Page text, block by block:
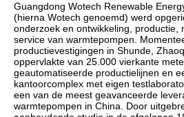
Guangdong Wotech Renewable
(hierna Wotech genoemd) werd
onderzoek en ontwikkeling, productie,
service van warmtepompen.
productievestigingen in Shunde,
oppervlakte van 25.000 vierkante
geautomatiseerde productielijnen en
kantoorcomplex met eigen
een van de meest geavanceerde
warmtepompen in China. Door